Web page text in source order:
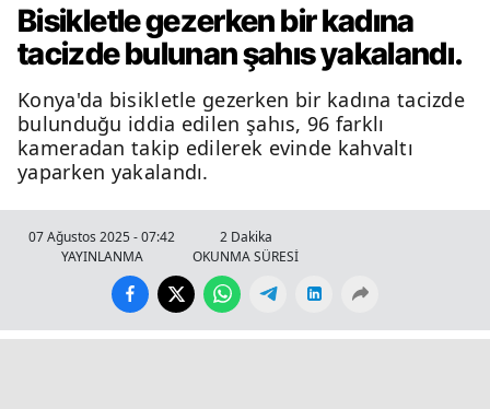
Bisikletle gezerken bir kadına
tacizde bulunan şahıs yakalandı.
Konya'da bisikletle gezerken bir kadına tacizde
bulunduğu iddia edilen şahıs, 96 farklı
kameradan takip edilerek evinde kahvaltı
yaparken yakalandı.
07 Ağustos 2025 - 07:42
YAYINLANMA
2 Dakika
OKUNMA SÜRESİ